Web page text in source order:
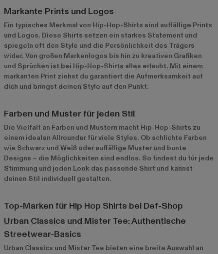
Markante Prints und Logos
Ein typisches Merkmal von Hip-Hop-Shirts sind auffällige Prints
und Logos. Diese Shirts setzen ein starkes Statement und
spiegeln oft den Style und die Persönlichkeit des Trägers
wider. Von großen Markenlogos bis hin zu kreativen Grafiken
und Sprüchen ist bei Hip-Hop-Shirts alles erlaubt. Mit einem
markanten Print ziehst du garantiert die Aufmerksamkeit auf
dich und bringst deinen Style auf den Punkt.
Farben und Muster für jeden Stil
Die Vielfalt an Farben und Mustern macht Hip-Hop-Shirts zu
einem idealen Allrounder für viele Styles. Ob schlichte Farben
wie Schwarz und Weiß oder auffällige Muster und bunte
Designs – die Möglichkeiten sind endlos. So findest du für jede
Stimmung und jeden Look das passende Shirt und kannst
deinen Stil individuell gestalten.
Top-Marken für Hip Hop Shirts bei Def-Shop
Urban Classics und Mister Tee: Authentische
Streetwear-Basics
Urban Classics und Mister Tee bieten eine breite Auswahl an